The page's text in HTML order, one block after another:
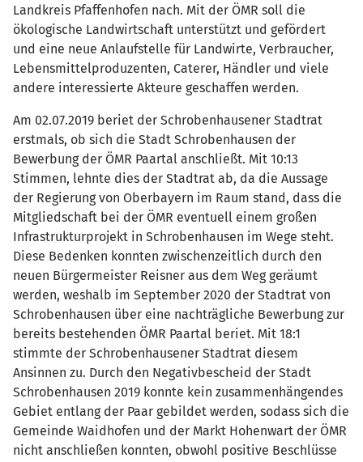
Landkreis Pfaffenhofen nach. Mit der ÖMR soll die
ökologische Landwirtschaft unterstützt und gefördert
und eine neue Anlaufstelle für Landwirte, Verbraucher,
Lebensmittelproduzenten, Caterer, Händler und viele
andere interessierte Akteure geschaffen werden.
Am 02.07.2019 beriet der Schrobenhausener Stadtrat
erstmals, ob sich die Stadt Schrobenhausen der
Bewerbung der ÖMR Paartal anschließt. Mit 10:13
Stimmen, lehnte dies der Stadtrat ab, da die Aussage
der Regierung von Oberbayern im Raum stand, dass die
Mitgliedschaft bei der ÖMR eventuell einem großen
Infrastrukturprojekt in Schrobenhausen im Wege steht.
Diese Bedenken konnten zwischenzeitlich durch den
neuen Bürgermeister Reisner aus dem Weg geräumt
werden, weshalb im September 2020 der Stadtrat von
Schrobenhausen über eine nachträgliche Bewerbung zur
bereits bestehenden ÖMR Paartal beriet. Mit 18:1
stimmte der Schrobenhausener Stadtrat diesem
Ansinnen zu. Durch den Negativbescheid der Stadt
Schrobenhausen 2019 konnte kein zusammenhängendes
Gebiet entlang der Paar gebildet werden, sodass sich die
Gemeinde Waidhofen und der Markt Hohenwart der ÖMR
nicht anschließen konnten, obwohl positive Beschlüsse